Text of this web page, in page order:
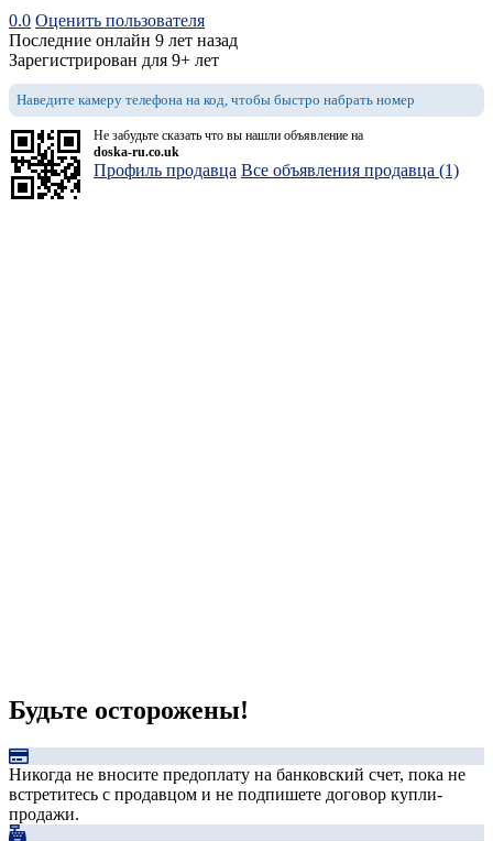
0.0 Оценить пользователя
Последние онлайн 9 лет назад
Зарегистрирован для 9+ лет
Наведите камеру телефона на код, чтобы быстро набрать номер
Не забудьте сказать что вы нашли объявление на
doska-ru.co.uk
Профиль продавца Все объявления продавца (1)
Будьте осторожены!
Никогда не вносите предоплату на банковский счет, пока не
встретитесь с продавцом и не подпишете договор купли-
продажи.